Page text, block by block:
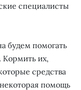
специалисты
будем помогать
их,
средства
помощь